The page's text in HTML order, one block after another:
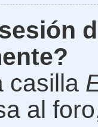
casilla
al